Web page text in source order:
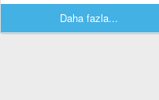
Daha fazla...